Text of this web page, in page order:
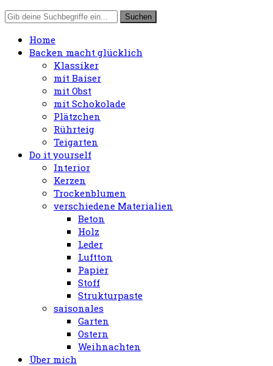
Home
Backen macht glücklich
Klassiker
mit Baiser
mit Obst
mit Schokolade
Plätzchen
Rührteig
Teigarten
Do it yourself
Interior
Kerzen
Trockenblumen
verschiedene Materialien
Beton
Holz
Leder
Luftton
Papier
Stoff
Strukturpaste
saisonales
Garten
Ostern
Weihnachten
Über mich